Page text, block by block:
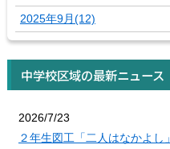
2025年9月(12)
中学校区域の最新ニュース
2026/7/23
２年生図工「二人はなかよし」